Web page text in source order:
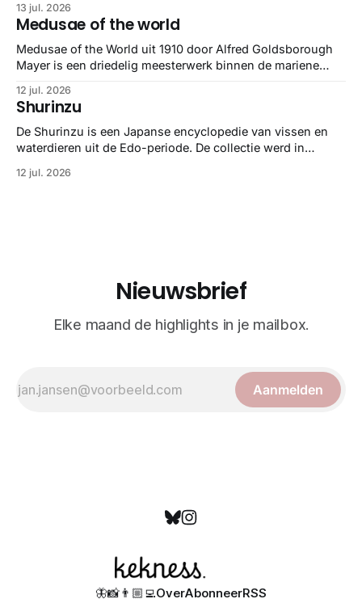
13 jul. 2026
Medusae of the world
Medusae of the World uit 1910 door Alfred Goldsborough
Mayer is een driedelig meesterwerk binnen de mariene
gedetailleerd overzicht van kwallensoorten en hun
taxonomie. Het boek staat bekend om de combinatie van
strikte wetenschap met prachtige, handgetekende
illustraties en kleurendrukplaten van Mayer zelf.
12 jul. 2026
Shurinzu
De Shurinzu is een Japanse encyclopedie van vissen en
waterdieren uit de Edo-periode. De collectie werd in
bekend om verfijnde technieken en bijna driedimensionale
12 jul. 2026
Nieuwsbrief
Elke maand de highlights in je mailbox.
Aanmelden
🦋📸👨🏼‍💻OverAbonneerRSS